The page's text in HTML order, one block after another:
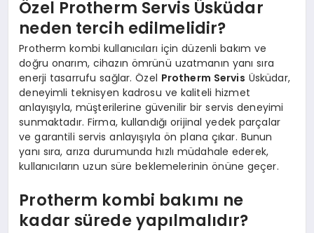
Özel Protherm Servis Üsküdar
neden tercih edilmelidir?
Protherm kombi kullanıcıları için düzenli bakım ve
doğru onarım, cihazın ömrünü uzatmanın yanı sıra
enerji tasarrufu sağlar. Özel Protherm Servis Üsküdar,
deneyimli teknisyen kadrosu ve kaliteli hizmet
anlayışıyla, müşterilerine güvenilir bir servis deneyimi
sunmaktadır. Firma, kullandığı orijinal yedek parçalar
ve garantili servis anlayışıyla ön plana çıkar. Bunun
yanı sıra, arıza durumunda hızlı müdahale ederek,
kullanıcıların uzun süre beklemelerinin önüne geçer.
Protherm kombi bakımı ne
kadar sürede yapılmalıdır?